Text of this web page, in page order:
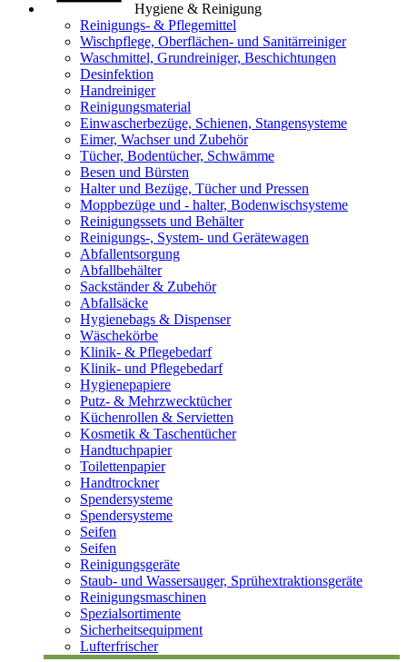
Hygiene & Reinigung
Reinigungs- & Pflegemittel
Wischpflege, Oberflächen- und Sanitärreiniger
Waschmittel, Grundreiniger, Beschichtungen
Desinfektion
Handreiniger
Reinigungsmaterial
Einwascherbezüge, Schienen, Stangensysteme
Eimer, Wachser und Zubehör
Tücher, Bodentücher, Schwämme
Besen und Bürsten
Halter und Bezüge, Tücher und Pressen
Moppbezüge und - halter, Bodenwischsysteme
Reinigungssets und Behälter
Reinigungs-, System- und Gerätewagen
Abfallentsorgung
Abfallbehälter
Sackständer & Zubehör
Abfallsäcke
Hygienebags & Dispenser
Wäschekörbe
Klinik- & Pflegebedarf
Klinik- und Pflegebedarf
Hygienepapiere
Putz- & Mehrzwecktücher
Küchenrollen & Servietten
Kosmetik & Taschentücher
Handtuchpapier
Toilettenpapier
Handtrockner
Spendersysteme
Spendersysteme
Seifen
Seifen
Reinigungsgeräte
Staub- und Wassersauger, Sprühextraktionsgeräte
Reinigungsmaschinen
Spezialsortimente
Sicherheitsequipment
Lufterfrischer